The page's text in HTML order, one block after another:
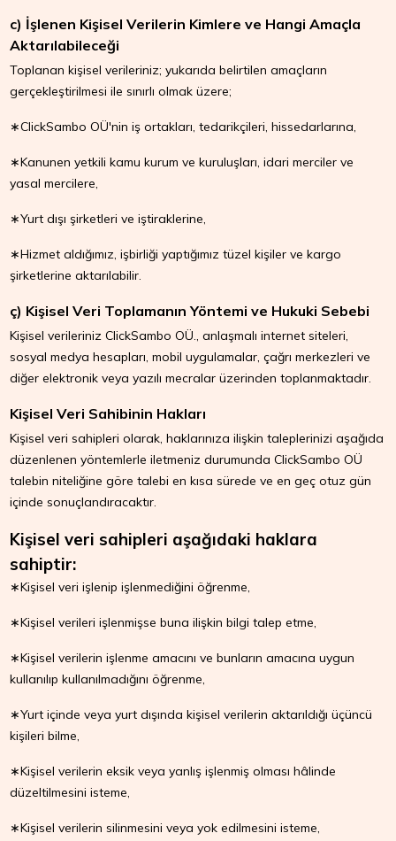
c) İşlenen Kişisel Verilerin Kimlere ve Hangi Amaçla
Aktarılabileceği
Toplanan kişisel verileriniz; yukarıda belirtilen amaçların
gerçekleştirilmesi ile sınırlı olmak üzere;
∗ClickSambo OÜ'nin iş ortakları, tedarikçileri, hissedarlarına,
∗Kanunen yetkili kamu kurum ve kuruluşları, idari merciler ve
yasal mercilere,
∗Yurt dışı şirketleri ve iştiraklerine,
∗Hizmet aldığımız, işbirliği yaptığımız tüzel kişiler ve kargo
şirketlerine aktarılabilir.
ç) Kişisel Veri Toplamanın Yöntemi ve Hukuki Sebebi
Kişisel verileriniz ClickSambo OÜ., anlaşmalı internet siteleri,
sosyal medya hesapları, mobil uygulamalar, çağrı merkezleri ve
diğer elektronik veya yazılı mecralar üzerinden toplanmaktadır.
Kişisel Veri Sahibinin Hakları
Kişisel veri sahipleri olarak, haklarınıza ilişkin taleplerinizi aşağıda
düzenlenen yöntemlerle iletmeniz durumunda ClickSambo OÜ
talebin niteliğine göre talebi en kısa sürede ve en geç otuz gün
içinde sonuçlandıracaktır.
Kişisel veri sahipleri aşağıdaki haklara
sahiptir:
∗Kişisel veri işlenip işlenmediğini öğrenme,
∗Kişisel verileri işlenmişse buna ilişkin bilgi talep etme,
∗Kişisel verilerin işlenme amacını ve bunların amacına uygun
kullanılıp kullanılmadığını öğrenme,
∗Yurt içinde veya yurt dışında kişisel verilerin aktarıldığı üçüncü
kişileri bilme,
∗Kişisel verilerin eksik veya yanlış işlenmiş olması hâlinde
düzeltilmesini isteme,
∗Kişisel verilerin silinmesini veya yok edilmesini isteme,